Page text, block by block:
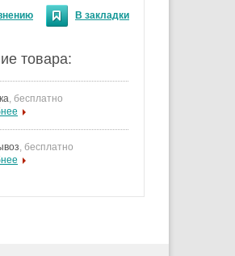
В закладки
товара:
, бесплатно
, бесплатно